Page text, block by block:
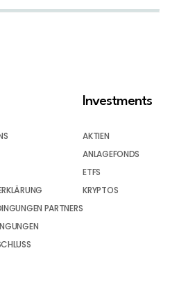
PARTNERS
Investments
AKTIEN
ANLAGEFONDS
ETFS
KRYPTOS